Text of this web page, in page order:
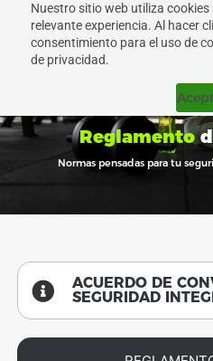
Nuestro sitio web utiliza
relevante experiencia. Al hacer
consentimiento para el uso de
de privacidad.
Reglamento
Normas pensadas para tu
ACUERDO DE
SEGURIDAD